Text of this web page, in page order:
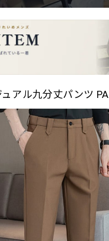
アル九分丈パンツ